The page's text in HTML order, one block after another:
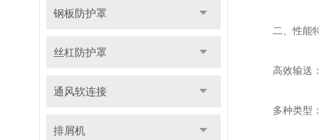
钢板防护罩
丝杠防护罩
通风软连接
排屑机
二、性能
高效输送：
多种类型：